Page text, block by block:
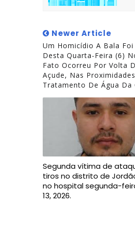
Newer Article
Um Homicídio A Bala
Desta Quarta-Feira (6)
Fato Ocorreu Por Volta
Açude, Nas
Tratamento De Água Da
Segunda vítima de
tiros no distrito de
no hospital segunda-
13, 2026.